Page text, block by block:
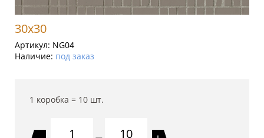
30x30
Артикул: NG04
Наличие: под заказ
1 коробка = 10 шт.
10